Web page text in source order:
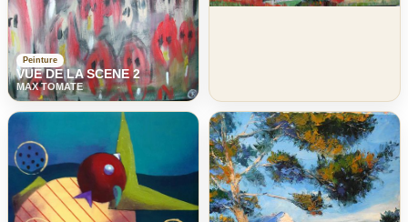
Peinture
VUE DE LA SCENE 2
MAX TOMATE